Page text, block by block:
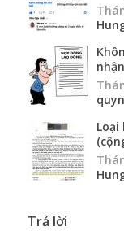
Loại
Trả lời